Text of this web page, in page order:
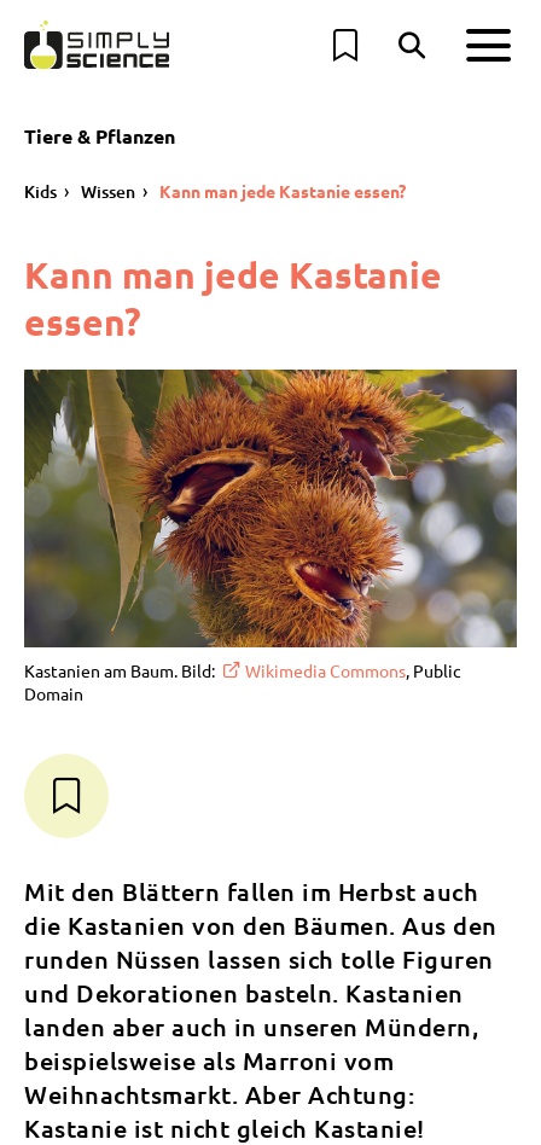
Tiere & Pflanzen
Kids Wissen Kann man jede Kastanie essen?
Kann man jede Kastanie
essen?
Kastanien am Baum. Bild: Wikimedia Commons , Public
Domain
Mit den Blättern fallen im Herbst auch
die Kastanien von den Bäumen. Aus den
runden Nüssen lassen sich tolle Figuren
und Dekorationen basteln. Kastanien
landen aber auch in unseren Mündern,
beispielsweise als Marroni vom
Weihnachtsmarkt. Aber Achtung:
Kastanie ist nicht gleich Kastanie!